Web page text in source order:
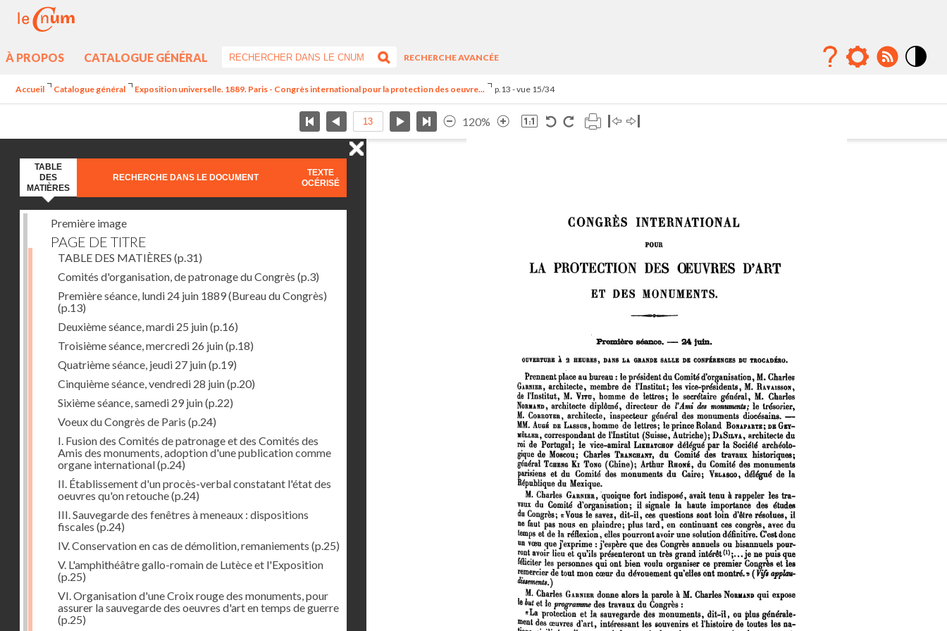
À PROPOS CATALOGUE GÉNÉRAL
RECHERCHE AVANCÉE
Accueil Catalogue général Exposition universelle. 1889. Paris - Congrès international pour la protection des oeuvre... p.13 - vue 15/34
120%
TABLE
DES
MATIÈRES
RECHERCHE DANS LE DOCUMENT
TEXTE
OCÉRISÉ
Première image
PAGE DE TITRE
TABLE DES MATIÈRES (p.31)
Comités d'organisation, de patronage du Congrès (p.3)
Première séance, lundi 24 juin 1889 (Bureau du Congrès)
(p.13)
Deuxième séance, mardi 25 juin(p.16)
Troisième séance, mercredi 26 juin(p.18)
Quatrième séance, jeudi 27 juin(p.19)
Cinquième séance, vendredi 28 juin(p.20)
Sixième séance, samedi 29 juin(p.22)
Voeux du Congrès de Paris (p.24)
I. Fusion des Comités de patronage et des Comités des
Amis des monuments, adoption d'une publication comme
organe international(p.24)
II. Établissement d'un procès-verbal constatant l'état des
oeuvres qu'on retouche(p.24)
III. Sauvegarde des fenêtres à meneaux : dispositions
fiscales (p.24)
IV. Conservation en cas de démolition, remaniements (p.25)
V. L'amphithéâtre gallo-romain de Lutèce et l'Exposition
(p.25)
VI. Organisation d'une Croix rouge des monuments, pour
assurer la sauvegarde des oeuvres d'art en temps de guerre
(p.25)